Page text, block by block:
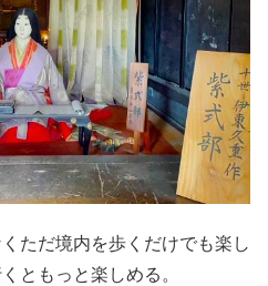
ただ境内を歩くだけでも楽し
ともっと楽しめる。